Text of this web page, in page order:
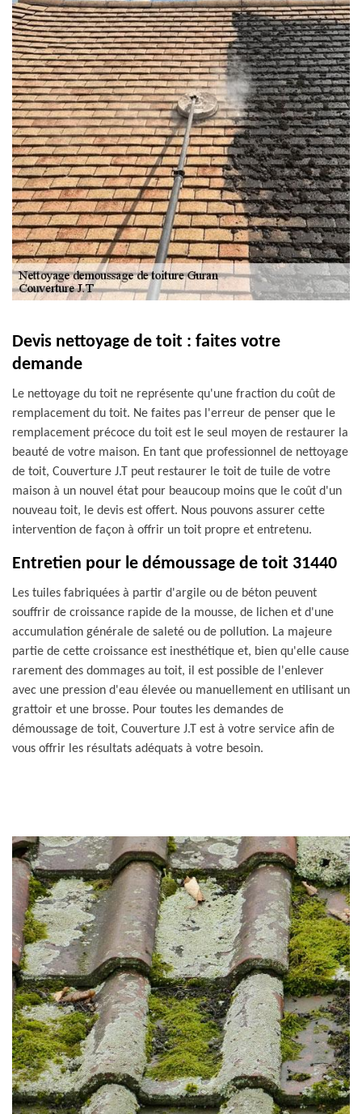
Devis nettoyage de toit : faites votre
demande
Le nettoyage du toit ne représente qu'une fraction du coût de
remplacement du toit. Ne faites pas l'erreur de penser que le
remplacement précoce du toit est le seul moyen de restaurer la
beauté de votre maison. En tant que professionnel de nettoyage
de toit, Couverture J.T peut restaurer le toit de tuile de votre
maison à un nouvel état pour beaucoup moins que le coût d'un
nouveau toit, le devis est offert. Nous pouvons assurer cette
intervention de façon à offrir un toit propre et entretenu.
Entretien pour le démoussage de toit 31440
Les tuiles fabriquées à partir d'argile ou de béton peuvent
souffrir de croissance rapide de la mousse, de lichen et d'une
accumulation générale de saleté ou de pollution. La majeure
partie de cette croissance est inesthétique et, bien qu'elle cause
rarement des dommages au toit, il est possible de l'enlever
avec une pression d'eau élevée ou manuellement en utilisant un
grattoir et une brosse. Pour toutes les demandes de
démoussage de toit, Couverture J.T est à votre service afin de
vous offrir les résultats adéquats à votre besoin.